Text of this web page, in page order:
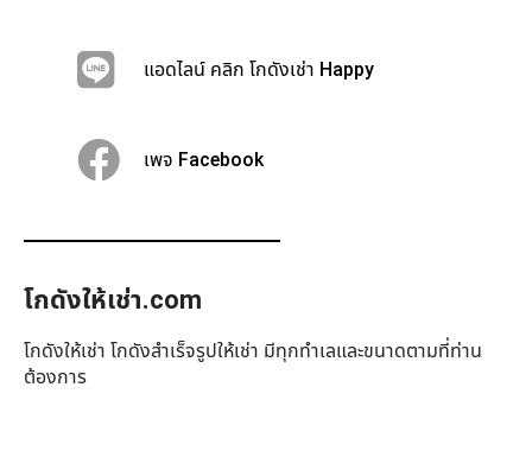
แอดไลน์ คลิก โกดังเช่า Happy
เพจ Facebook
โกดังให้เช่า.com
โกดังให้เช่า โกดังสำเร็จรูปให้เช่า มีทุกทำเล​และขนาดตามที่ท่าน
ต้องการ